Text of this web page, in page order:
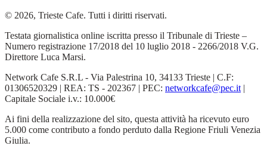
© 2026, Trieste Cafe. Tutti i diritti riservati.
Testata giornalistica online iscritta presso il Tribunale di Trieste –
Numero registrazione 17/2018 del 10 luglio 2018 - 2266/2018 V.G.
Direttore Luca Marsi.
Network Cafe S.R.L - Via Palestrina 10, 34133 Trieste | C.F:
01306520329 | REA: TS - 202367 | PEC: networkcafe@pec.it|
Capitale Sociale i.v.: 10.000€
Ai fini della realizzazione del sito, questa attività ha ricevuto euro
5.000 come contributo a fondo perduto dalla Regione Friuli Venezia
Giulia.